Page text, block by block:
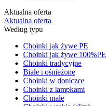
Aktualna oferta
Aktualna oferta
Według typu
Choinki jak żywe PE
Choinki jak żywe 100%PE
Choinki tradycyjne
Białe i ośnieżone
Choinki w doniczce
Choinki z lampkami
Choinki małe